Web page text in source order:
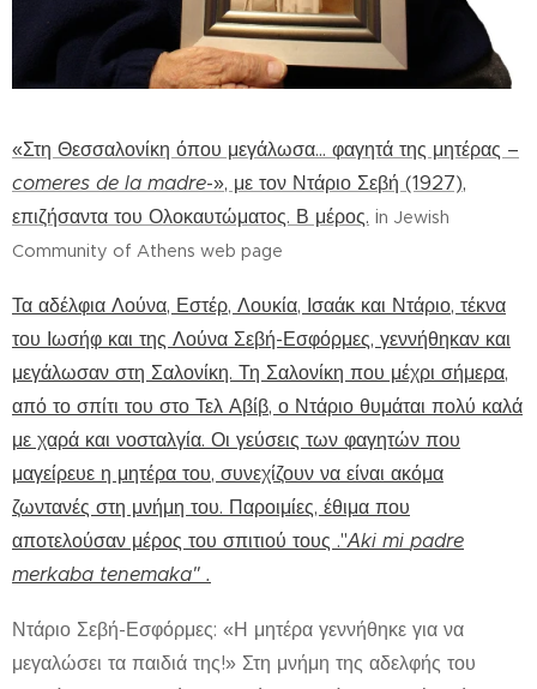
«Στη Θεσσαλονίκη όπου μεγάλωσα… φαγητά της μητέρας –
comeres de la madre-», με τον Ντάριο Σεβή (1927),
επιζήσαντα του Ολοκαυτώματος. Β μέρος. in Jewish
Community of Athens web page
Τα αδέλφια Λούνα, Εστέρ, Λουκία, Ισαάκ και Ντάριο, τέκνα
του Ιωσήφ και της Λούνα Σεβή-Εσφόρμες, γεννήθηκαν και
μεγάλωσαν στη Σαλονίκη. Τη Σαλονίκη που μέχρι σήμερα,
από το σπίτι του στο Τελ Αβίβ, ο Ντάριο θυμάται πολύ καλά
με χαρά και νοσταλγία. Οι γεύσεις των φαγητών που
μαγείρευε η μητέρα του, συνεχίζουν να είναι ακόμα
ζωντανές στη μνήμη του. Παροιμίες, έθιμα που
αποτελούσαν μέρος του σπιτιού τους ."Αki mi padre
merkaba tenemaka" .
Ντάριο Σεβή-Εσφόρμες: «Η μητέρα γεννήθηκε για να
μεγαλώσει τα παιδιά της!» Στη μνήμη της αδελφής του